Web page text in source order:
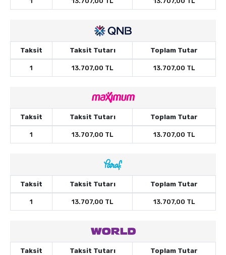
Taksit Taksit Tutarı Toplam Tutar
1 13.707,00 TL 13.707,00 TL
Taksit Taksit Tutarı Toplam Tutar
1 13.707,00 TL 13.707,00 TL
Taksit Taksit Tutarı Toplam Tutar
1 13.707,00 TL 13.707,00 TL
Taksit Taksit Tutarı Toplam Tutar